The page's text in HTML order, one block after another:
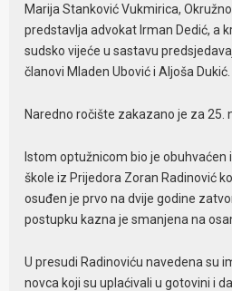
Marija Stanković Vukmirica,
predstavlja advokat Irman Dedić, a
sudsko vijeće u sastavu
članovi Mladen Ubović i Aljoša Dukić.
Naredno ročište zakazano je za 25.
Istom optužnicom bio je obuhvaćen
škole iz Prijedora Zoran Radinović
osuđen je prvo na dvije godine
postupku kazna je smanjena na
U presudi Radinoviću navedena su
novca koji su uplaćivali u gotovini i